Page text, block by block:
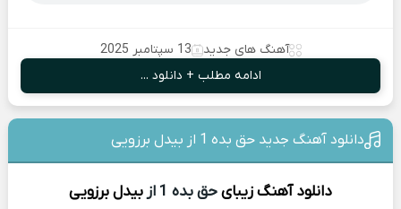
آهنگ های جدید
13 سپتامبر 2025
ادامه مطلب + دانلود ...
دانلود آهنگ جدید حق بده 1 از بیدل برزویی
دانلود آهنگ زیبایحق بده 1 از بیدل برزویی